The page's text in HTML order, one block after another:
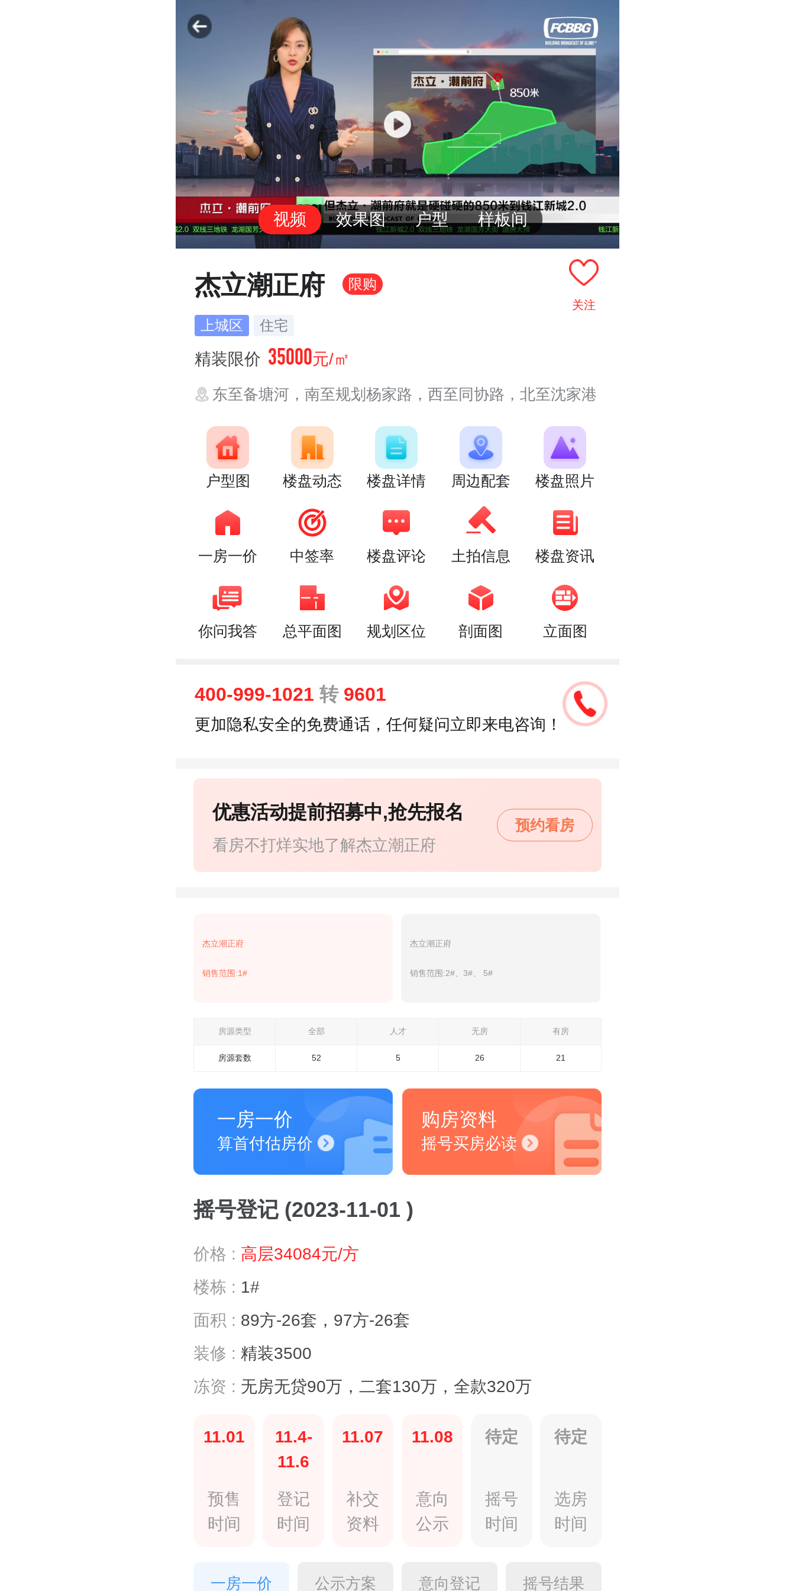
视频 效果图 户型 样板间
关注
杰立潮正府 限购
上城区 住宅
精装限价 35000元/㎡
东至备塘河，南至规划杨家路，西至同协路，北至沈家港
户型图 楼盘动态 楼盘详情 周边配套 楼盘照片
一房一价 中签率 楼盘评论 土拍信息 楼盘资讯
你问我答 总平面图 规划区位 剖面图 立面图
400-999-1021 转9601
更加隐私安全的免费通话，任何疑问立即来电咨询！
看房不打烊实地了解杰立潮正府
优惠活动提前招募中,抢先报名
预约看房
杰立潮正府
销售范围:1#
杰立潮正府
销售范围:2#、3#、 5#
房源类型 全部 人才 无房 有房
房源套数 52 5 26 21
一房一价
算首付估房价
购房资料
摇号买房必读
摇号登记 (2023-11-01 )
价格 : 高层34084元/方
楼栋 : 1#
面积 : 89方-26套，97方-26套
装修 : 精装3500
冻资 : 无房无贷90万，二套130万，全款320万
11.01
预售
时间
11.4-
11.6
登记
时间
11.07
补交
资料
11.08
意向
公示
待定
摇号
时间
待定
选房
时间
一房一价 公示方案 意向登记 摇号结果